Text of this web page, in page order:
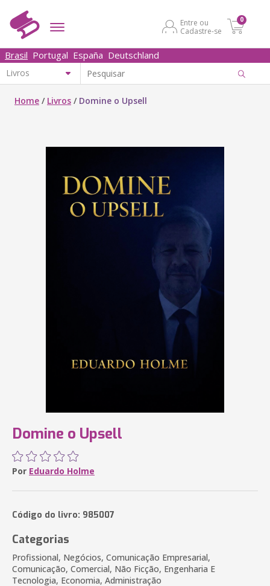
Entre ou
Cadastre-se
0
Brasil Portugal España Deutschland
Home / Livros / Domine o Upsell
Domine o Upsell
Por Eduardo Holme
Código do livro: 985007
Categorias
Profissional, Negócios, Comunicação Empresarial,
Comunicação, Comercial, Não Ficção, Engenharia E
Tecnologia, Economia, Administração